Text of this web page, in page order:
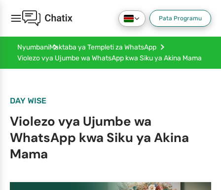
Pata Programu
NyumbaniMaktaba ya Templeti za WhatsApp
Violezo vya Ujumbe wa WhatsApp kwa Siku ya Akina Mama
DAY WISE
Violezo vya Ujumbe wa
WhatsApp kwa Siku ya Akina
Mama